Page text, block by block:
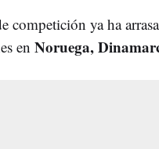
competición ya ha
en Noruega,